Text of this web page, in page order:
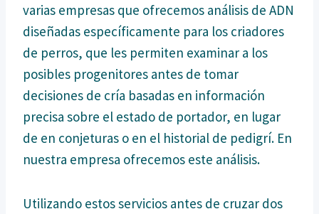
varias empresas que ofrecemos análisis de ADN
diseñadas específicamente para los criadores
de perros, que les permiten examinar a los
posibles progenitores antes de tomar
decisiones de cría basadas en información
precisa sobre el estado de portador, en lugar
de en conjeturas o en el historial de pedigrí. En
nuestra empresa ofrecemos este análisis.
Utilizando estos servicios antes de cruzar dos